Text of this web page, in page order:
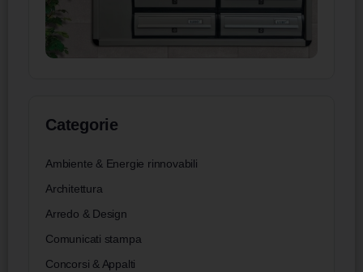
Categorie
Ambiente & Energie rinnovabili
Architettura
Arredo & Design
Comunicati stampa
Concorsi & Appalti